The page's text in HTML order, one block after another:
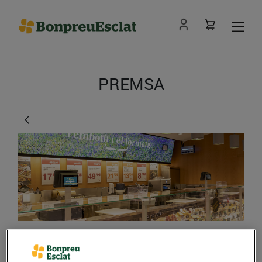
PREMSA
Nou supermercat